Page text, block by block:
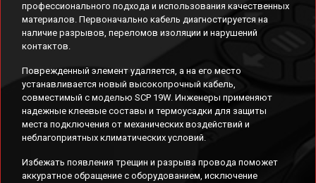
профессионального подхода и использования качественных
материалов. Первоначально кабель диагностируется на
наличие разрывов, переломов изоляции и нарушений
контактов.
Поврежденный элемент удаляется, а на его место
устанавливается новый высокопрочный кабель,
совместимый с моделью SCP 19W. Инженеры применяют
надежные клеевые составы и термоусадки для защиты
места подключения от механических воздействий и
неблагоприятных климатических условий.
Избежать появления трещин и разрыва провода поможет
аккуратное обращение с оборудованием, исключение